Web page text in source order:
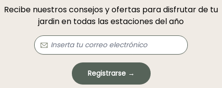
Recibe nuestros consejos y ofertas para disfrutar de tu
jardin en todas las estaciones del año
Registrarse →